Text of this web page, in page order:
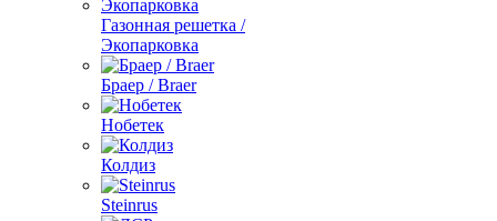
Газонная решетка /
Экопарковка
Браер / Braer
Нобетек
Колдиз
Steinrus